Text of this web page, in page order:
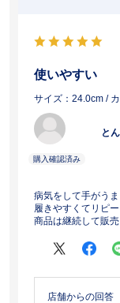
使いやすい
サイズ：24.0cm /
と
病気をして手がう
履きやすくてリピー
商品は継続して販
店舗からの回答